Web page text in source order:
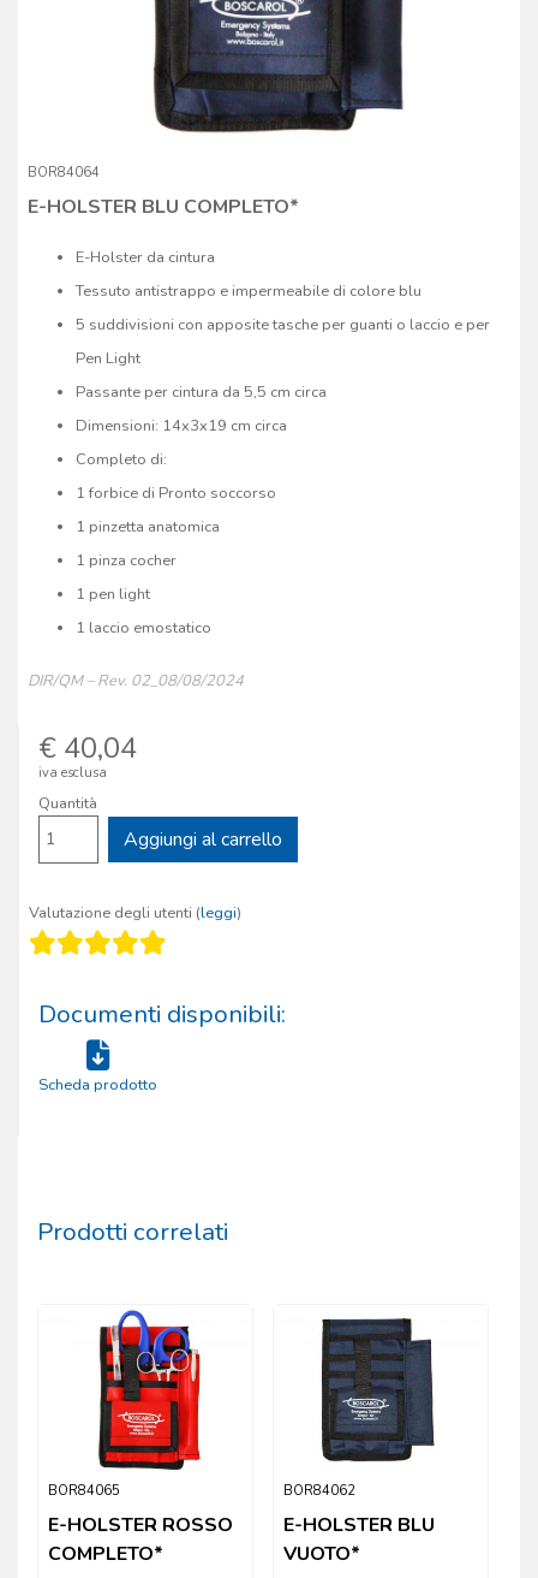
BOR84064
E-HOLSTER BLU COMPLETO*
E-Holster da cintura
Tessuto antistrappo e impermeabile di colore blu
5 suddivisioni con apposite tasche per guanti o laccio e per
Pen Light
Passante per cintura da 5,5 cm circa
Dimensioni: 14x3x19 cm circa
Completo di:
1 forbice di Pronto soccorso
1 pinzetta anatomica
1 pinza cocher
1 pen light
1 laccio emostatico
DIR/QM – Rev. 02_08/08/2024
€ 40,04
iva esclusa
Quantità
Aggiungi al carrello
Valutazione degli utenti (leggi)
Documenti disponibili:
Scheda prodotto
Prodotti correlati
BOR84065
E-HOLSTER ROSSO
COMPLETO*
BOR84062
E-HOLSTER BLU
VUOTO*